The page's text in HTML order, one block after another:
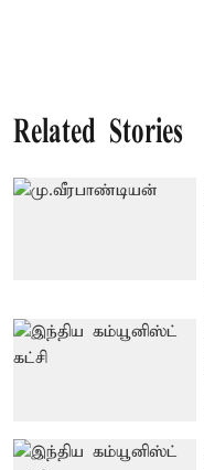
Related Stories